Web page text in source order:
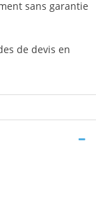
sans garantie
de devis en